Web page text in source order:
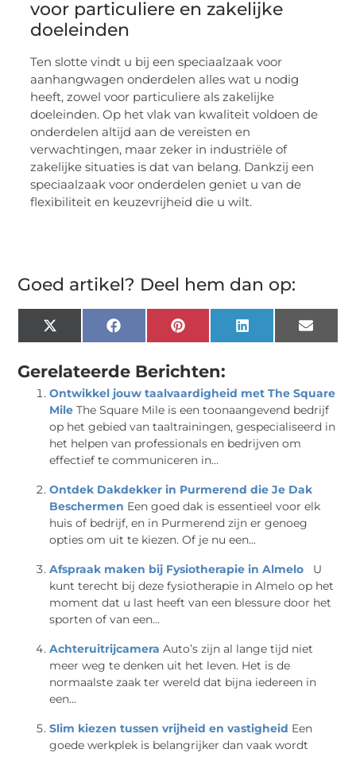
voor particuliere en zakelijke
doeleinden
Ten slotte vindt u bij een speciaalzaak voor
aanhangwagen onderdelen alles wat u nodig
heeft, zowel voor particuliere als zakelijke
doeleinden. Op het vlak van kwaliteit voldoen de
onderdelen altijd aan de vereisten en
verwachtingen, maar zeker in industriële of
zakelijke situaties is dat van belang. Dankzij een
speciaalzaak voor onderdelen geniet u van de
flexibiliteit en keuzevrijheid die u wilt.
Goed artikel? Deel hem dan op:
X
(Twitter)
FacebookPinterestLinkedInEmail
Gerelateerde Berichten:
Ontwikkel jouw taalvaardigheid met The Square
Mile The Square Mile is een toonaangevend bedrijf
op het gebied van taaltrainingen, gespecialiseerd in
het helpen van professionals en bedrijven om
effectief te communiceren in...
Ontdek Dakdekker in Purmerend die Je Dak
Beschermen Een goed dak is essentieel voor elk
huis of bedrijf, en in Purmerend zijn er genoeg
opties om uit te kiezen. Of je nu een...
Afspraak maken bij Fysiotherapie in Almelo
U
kunt terecht bij deze fysiotherapie in Almelo op het
moment dat u last heeft van een blessure door het
sporten of van een...
Achteruitrijcamera Auto’s zijn al lange tijd niet
meer weg te denken uit het leven. Het is de
normaalste zaak ter wereld dat bijna iedereen in
een...
Slim kiezen tussen vrijheid en vastigheid Een
goede werkplek is belangrijker dan vaak wordt